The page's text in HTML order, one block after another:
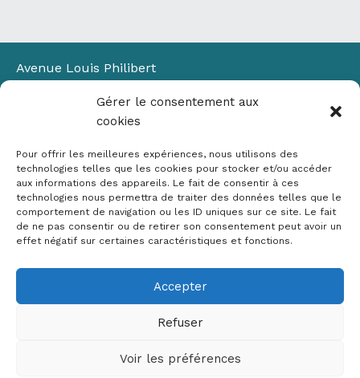
Gérer le consentement aux
cookies
Pour offrir les meilleures expériences, nous utilisons des
technologies telles que les cookies pour stocker et/ou accéder
aux informations des appareils. Le fait de consentir à ces
technologies nous permettra de traiter des données telles que le
comportement de navigation ou les ID uniques sur ce site. Le fait
de ne pas consentir ou de retirer son consentement peut avoir un
effet négatif sur certaines caractéristiques et fonctions.
Accepter
Refuser
Voir les préférences
Avenue Louis Philibert
Bâtiment Laennec
13100 Aix-en-Provence
✉ contact@crige-paca.org
Mentions légales
RGPD
Copyright © 2026 Crige PACA